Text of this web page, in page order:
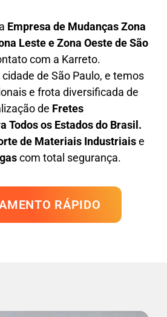
Empresa de Mudanças Zona
Leste e Zona Oeste de São
com a Karreto.
de São Paulo, e temos
e frota diversificada de
de Fretes
Todos os Estados do Brasil.
de Materiais Industriaise
com total segurança.
RÁPIDO